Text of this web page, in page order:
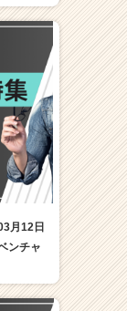
月12日
ンチャ